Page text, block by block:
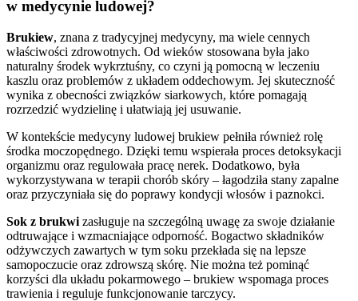
w medycynie ludowej?
Brukiew, znana z tradycyjnej medycyny, ma wiele cennych
właściwości zdrowotnych. Od wieków stosowana była jako
naturalny środek wykrztuśny, co czyni ją pomocną w leczeniu
kaszlu oraz problemów z układem oddechowym. Jej skuteczność
wynika z obecności związków siarkowych, które pomagają
rozrzedzić wydzielinę i ułatwiają jej usuwanie.
W kontekście medycyny ludowej brukiew pełniła również rolę
środka moczopędnego. Dzięki temu wspierała proces detoksykacji
organizmu oraz regulowała pracę nerek. Dodatkowo, była
wykorzystywana w terapii chorób skóry – łagodziła stany zapalne
oraz przyczyniała się do poprawy kondycji włosów i paznokci.
Sok z brukwi zasługuje na szczególną uwagę za swoje działanie
odtruwające i wzmacniające odporność. Bogactwo składników
odżywczych zawartych w tym soku przekłada się na lepsze
samopoczucie oraz zdrowszą skórę. Nie można też pominąć
korzyści dla układu pokarmowego – brukiew wspomaga proces
trawienia i reguluje funkcjonowanie tarczycy.